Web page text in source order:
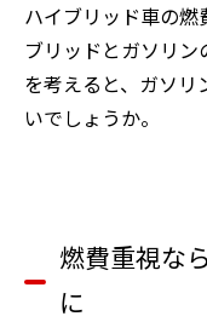
ハイブリッド車の燃
ブリッドとガソリ
を考えると、ガソ
いでしょうか。
燃費重視な
に